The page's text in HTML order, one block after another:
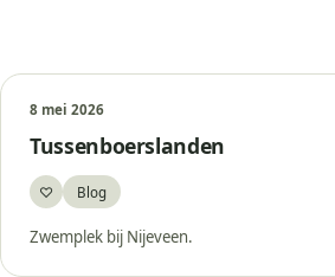
8 mei 2026
Tussenboerslanden
♡Bewaar
Blog
Zwemplek bij Nijeveen.